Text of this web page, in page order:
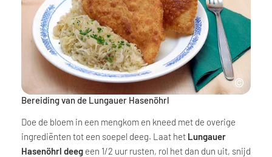
Bereiding van de Lungauer Hasenöhrl
Doe de bloem in een mengkom en kneed met de overige
ingrediënten tot een soepel deeg. Laat het Lungauer
Hasenöhrl deeg een 1/2 uur rusten, rol het dan dun uit, snijd